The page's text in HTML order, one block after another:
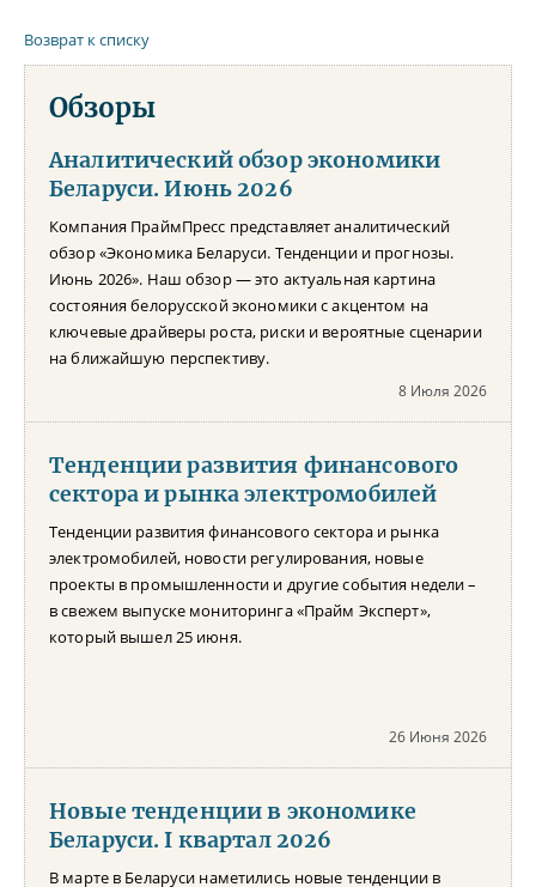
Возврат к списку
Обзоры
Аналитический обзор экономики
Беларуси. Июнь 2026
Компания ПраймПресс представляет аналитический
обзор «Экономика Беларуси. Тенденции и прогнозы.
Июнь 2026». Наш обзор — это актуальная картина
состояния белорусской экономики с акцентом на
ключевые драйверы роста, риски и вероятные сценарии
на ближайшую перспективу.
8 Июля 2026
Тенденции развития финансового
сектора и рынка электромобилей
Тенденции развития финансового сектора и рынка
электромобилей, новости регулирования, новые
проекты в промышленности и другие события недели –
в свежем выпуске мониторинга «Прайм Эксперт»,
который вышел 25 июня.
26 Июня 2026
Новые тенденции в экономике
Беларуси. I квартал 2026
В марте в Беларуси наметились новые тенденции в